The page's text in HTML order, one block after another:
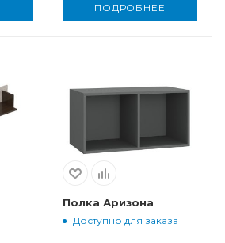
ПОДРОБНЕЕ
Полка Аризона
Доступно для заказа